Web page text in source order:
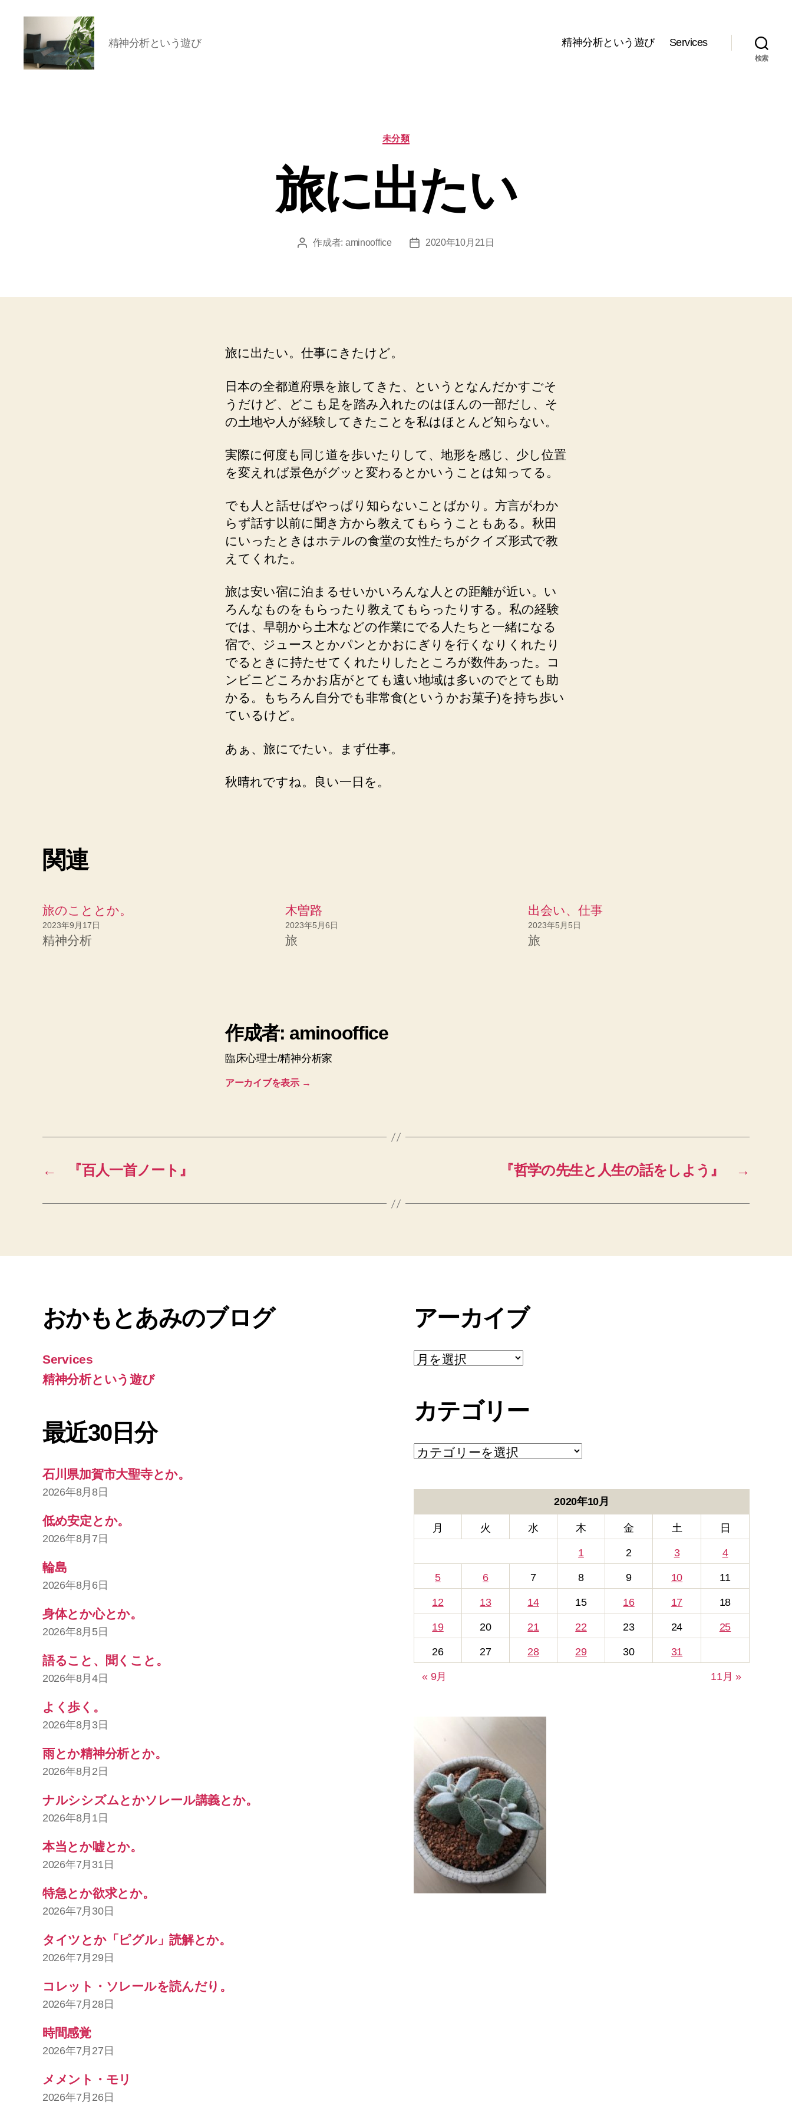
精神分析という遊び 精神分析という遊び Services
検索
カ
テ
リ
ー
未分類
旅に出たい
投 作成者: aminooffice
投
2020年10月21日
旅に出たい。仕事にきたけど。
日本の全都道府県を旅してきた、というとなんだかすごそ
うだけど、どこも足を踏み入れたのはほんの一部だし、そ
の土地や人が経験してきたことを私はほとんど知らない。
実際に何度も同じ道を歩いたりして、地形を感じ、少し位置
を変えれば景色がグッと変わるとかいうことは知ってる。
でも人と話せばやっぱり知らないことばかり。方言がわか
らず話す以前に聞き方から教えてもらうこともある。秋田
にいったときはホテルの食堂の女性たちがクイズ形式で教
えてくれた。
旅は安い宿に泊まるせいかいろんな人との距離が近い。い
ろんなものをもらったり教えてもらったりする。私の経験
では、早朝から土木などの作業にでる人たちと一緒になる
宿で、ジュースとかパンとかおにぎりを行くなりくれたり
でるときに持たせてくれたりしたところが数件あった。コ
ンビニどころかお店がとても遠い地域は多いのでとても助
かる。もちろん自分でも非常食(というかお菓子)を持ち歩い
ているけど。
あぁ、旅にでたい。まず仕事。
秋晴れですね。良い一日を。
関連
旅のこととか。
2023年9月17日
精神分析
木曽路
2023年5月6日
旅
出会い、仕事
2023年5月5日
旅
作成者: aminooffice
臨床心理士/精神分析家
アーカイブを表示 →
← 『百人一首ノート』 →
『哲学の先生と人生の話をしよう』
おかもとあみのブログ
Services
精神分析という遊び
最近30日分
石川県加賀市大聖寺とか。
2026年8月8日
低め安定とか。
2026年8月7日
輪島
2026年8月6日
身体とか心とか。
2026年8月5日
語ること、聞くこと。
2026年8月4日
よく歩く。
2026年8月3日
雨とか精神分析とか。
2026年8月2日
ナルシシズムとかソレール講義とか。
2026年8月1日
本当とか嘘とか。
2026年7月31日
特急とか欲求とか。
2026年7月30日
タイツとか「ピグル」読解とか。
2026年7月29日
コレット・ソレールを読んだり。
2026年7月28日
時間感覚
2026年7月27日
メメント・モリ
2026年7月26日
アーカイブ
ア
ー
ブ
カテゴリー
カ
テ
2020年10月
月 火 水 木 金 土 日
1 2 3 4
5 6 7 8 9 10 11
12 13 14 15 16 17 18
19 20 21 22 23 24 25
26 27 28 29 30 31
« 9月 11月 »